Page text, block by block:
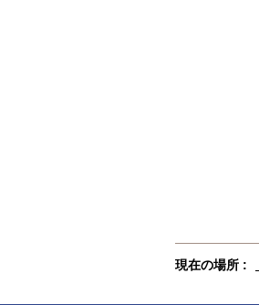
現在の場所 :